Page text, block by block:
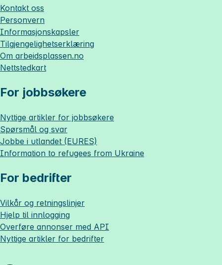
Kontakt oss
Personvern
Informasjonskapsler
Tilgjengelighetserklæring
Om arbeidsplassen.no
Nettstedkart
For jobbsøkere
Nyttige artikler for jobbsøkere
Spørsmål og svar
Jobbe i utlandet (EURES)
Information to refugees from Ukraine
For bedrifter
Vilkår og retningslinjer
Hjelp til innlogging
Overføre annonser med API
Nyttige artikler for bedrifter